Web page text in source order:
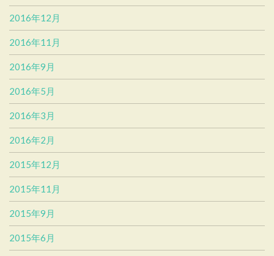
2016年12月
2016年11月
2016年9月
2016年5月
2016年3月
2016年2月
2015年12月
2015年11月
2015年9月
2015年6月